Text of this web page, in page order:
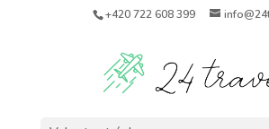
+420 722 608 399